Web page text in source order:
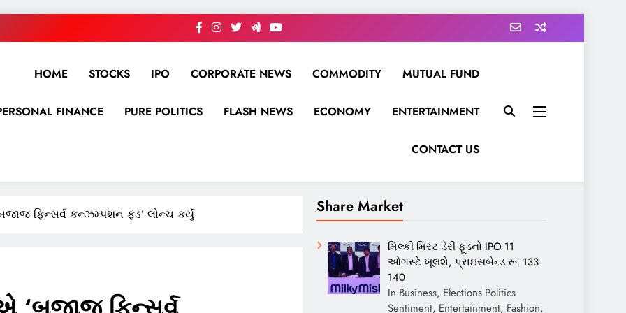
HOME STOCKS IPO CORPORATE NEWS COMMODITY MUTUAL FUND
FINANCE PURE POLITICS FLASH NEWS ECONOMY ENTERTAINMENT
CONTACT US
ફિન્સર્વ કન્ઝમ્પશન ફંડ’ લોન્ચ કર્યું Share Market
મિલ્કી મિસ્ટ ડેરી ફૂડનો IPO 11
ઓગસ્ટે ખૂલશે, પ્રાઇસબેન્ડ રૂ. 133-
140
In Business, Elections Politics
Sentiment, Entertainment, Fashion,